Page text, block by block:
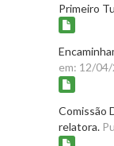
Primeiro
em: 12/
Comissão
relatora.